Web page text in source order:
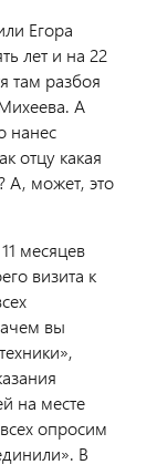
Егора
лет и на 22
там разбоя
А
нанес
отцу какая
А, может, это
месяцев
визита к
вы
на месте
опросим
В